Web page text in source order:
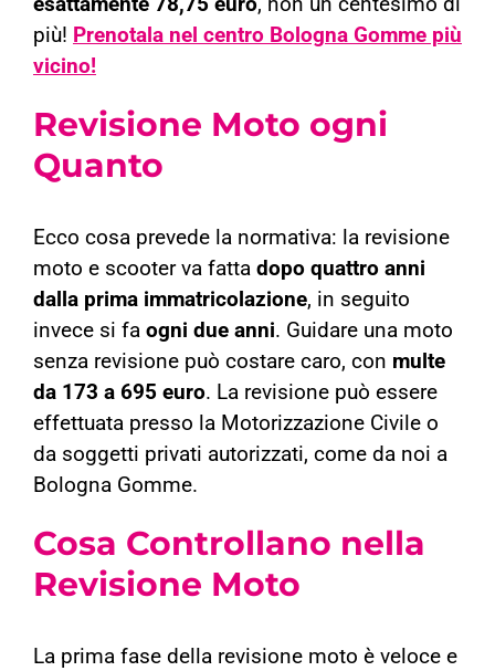
più! Prenotala nel centro Bologna Gomme più
vicino!
Revisione Moto ogni
Quanto
Ecco cosa prevede la normativa: la revisione
moto e scooter va fatta dopo quattro anni
dalla prima immatricolazione, in seguito
invece si fa ogni due anni. Guidare una moto
senza revisione può costare caro, con multe
da 173 a 695 euro. La revisione può essere
effettuata presso la Motorizzazione Civile o
da soggetti privati autorizzati, come da noi a
Bologna Gomme.
Cosa Controllano nella
Revisione Moto
La prima fase della revisione moto è veloce e